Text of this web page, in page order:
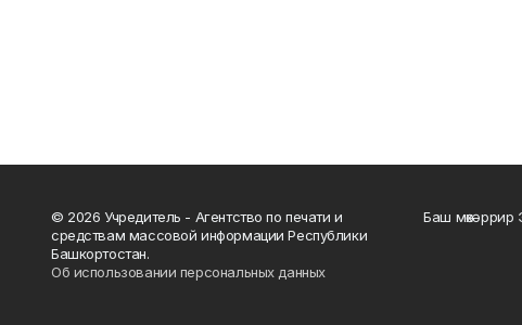
© 2026 Учредитель - Агентство по печати и
средствам массовой информации Республики
Башкортостан.
Об использовании персональных данных
Баш